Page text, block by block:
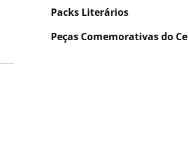
Packs Literários
Peças Comemorativas do